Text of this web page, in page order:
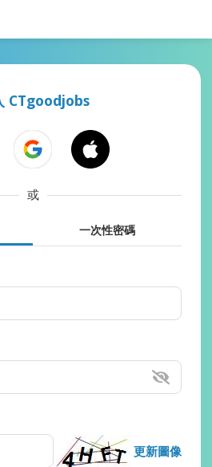
CTgoodjobs
或
一次性密碼
更新圖像